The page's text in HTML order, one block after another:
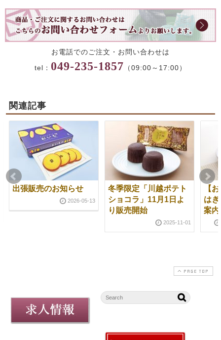
お電話でのご注文・お問い合わせは
tel： 049-235-1857 （09:00～17:00）
関連記事
出張販売のお知らせ
2026-05-13
冬季限定「川越ポテト
ショコラ」11月1日よ
り販売開始
2025-11-01
【
は
案内
PAGE TOP